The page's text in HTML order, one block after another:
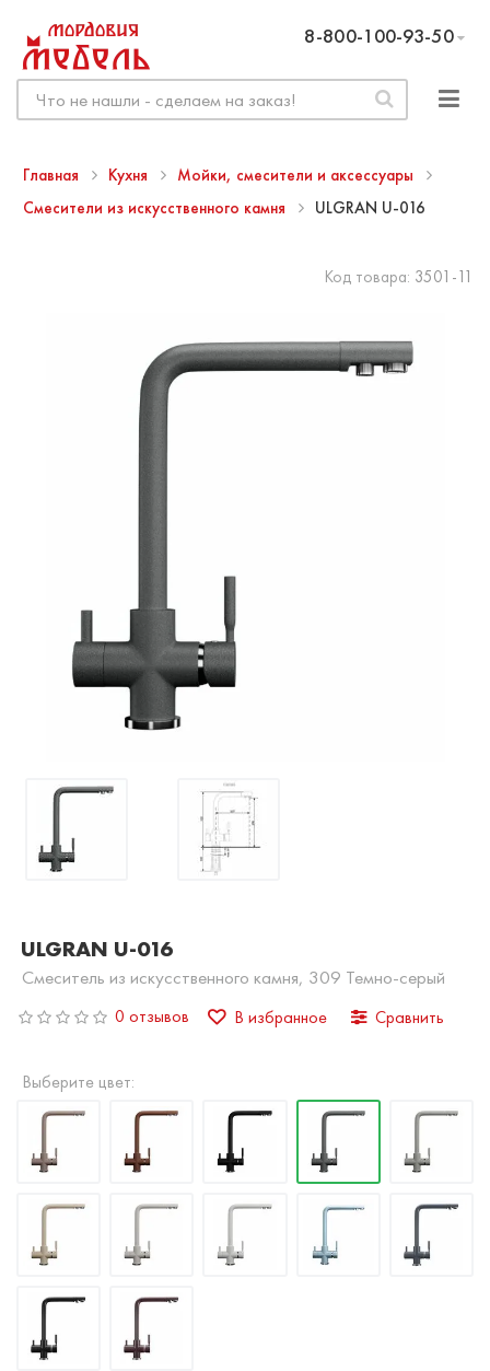
8-800-100-93-50
Главная Кухня
Мойки, смесители и аксессуары
Смесители из искусственного камня
ULGRAN U-016
Код товара: 3501-11
ULGRAN U-016
Смеситель из искусственного камня, 309 Темно-серый
0 отзывов В избранное Сравнить
Выберите цвет: